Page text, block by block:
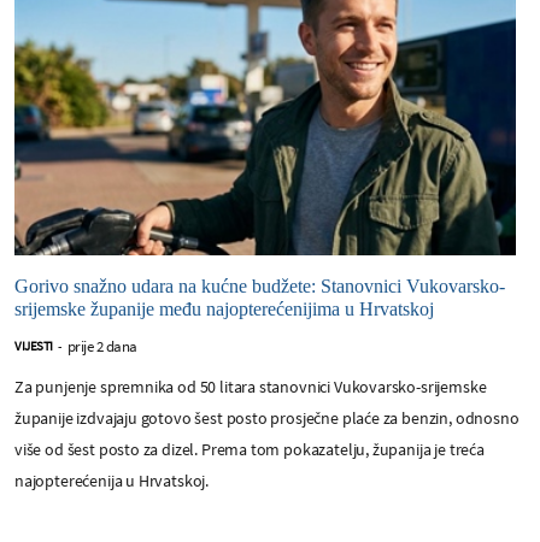
Gorivo snažno udara na kućne budžete: Stanovnici Vukovarsko-
srijemske županije među najopterećenijima u Hrvatskoj
VIJESTI - prije 2 dana
Za punjenje spremnika od 50 litara stanovnici Vukovarsko-srijemske
županije izdvajaju gotovo šest posto prosječne plaće za benzin, odnosno
više od šest posto za dizel. Prema tom pokazatelju, županija je treća
najopterećenija u Hrvatskoj.